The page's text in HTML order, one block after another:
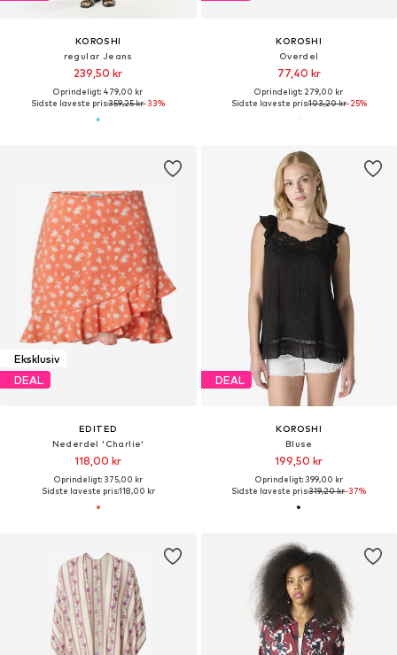
KOROSHI
regular Jeans
239,50 kr
Oprindeligt: 479,00 kr
Sidste laveste pris:359,25 kr-33%
KOROSHI
Overdel
77,40 kr
Oprindeligt: 279,00 kr
Sidste laveste pris:103,20 kr-25%
Eksklusiv
DEAL
EDITED
Nederdel 'Charlie'
118,00 kr
Oprindeligt: 375,00 kr
Sidste laveste pris:118,00 kr
DEAL
KOROSHI
Bluse
199,50 kr
Oprindeligt: 399,00 kr
Sidste laveste pris:319,20 kr-37%